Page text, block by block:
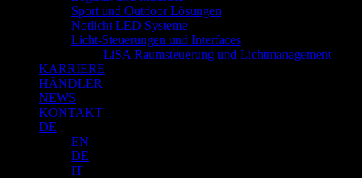
Sport und Outdoor Lösungen
Notlicht LED Systeme
Licht-Steuerungen und Interfaces
LiSA Raumsteuerung und Lichtmanagement
KARRIERE
HÄNDLER
NEWS
KONTAKT
DE
EN
DE
IT